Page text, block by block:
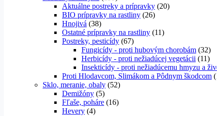
Aktuálne postreky a prípravky (20)
BIO prípravky na rastliny (26)
Hnojivá (38)
Ostatné prípravky na rastliny (11)
Postreky, pesticídy (67)
Fungicídy - proti hubovým chorobám (32)
Herbicídy - proti nežiadúcej vegetácii (11)
Insekticídy - proti nežiadúcemu hmyzu a
Proti Hlodavcom, Slimákom a Pôdnym škodcom
Sklo, meranie, obaly (52)
Demižóny (5)
Fľaše, poháre (16)
Hevery (4)